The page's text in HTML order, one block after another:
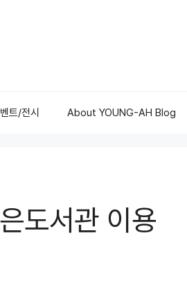
트/전시 About YOUNG-AH Blog
도서관 이용